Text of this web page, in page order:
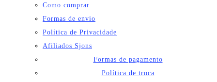
Como comprar
Formas de envio
Política de Privacidade
Afiliados Sjons
Formas de pagamento
Política de troca